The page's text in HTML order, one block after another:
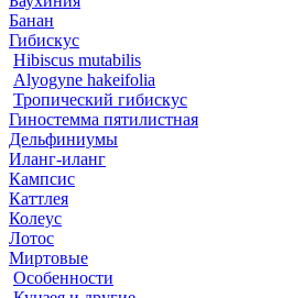
Банан
Гибискус
Hibiscus mutabilis
Alyogyne hakeifolia
Тропический гибискус
Гиностемма пятилистная
Дельфиниумы
Иланг-иланг
Кампсис
Каттлея
Колеус
Лотос
Миртовые
Особенности